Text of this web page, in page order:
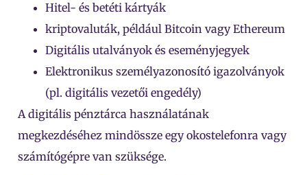
Hitel- és betéti kártyák
kriptovaluták, például Bitcoin vagy Ethereum
Digitális utalványok és eseményjegyek
Elektronikus személyazonosító igazolványok
(pl. digitális vezetői engedély)
A digitális pénztárca használatának
megkezdéséhez mindössze egy okostelefonra vagy
számítógépre van szüksége.